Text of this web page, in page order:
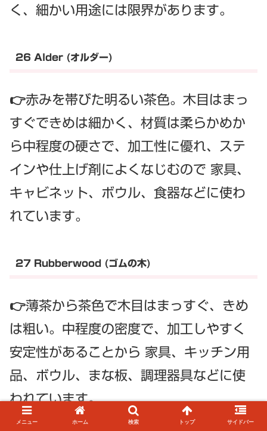
く、細かい用途には限界があります。
26 Alder (オルダー)
👉赤みを帯びた明るい茶色。木目はまっ
すぐできめは細かく、材質は柔らかめか
ら中程度の硬さで、加工性に優れ、ステ
インや仕上げ剤によくなじむので 家具、
キャビネット、ボウル、食器などに使わ
れています。
27 Rubberwood (ゴムの木)
👉薄茶から茶色で木目はまっすぐ、きめ
は粗い。中程度の密度で、加工しやすく
安定性があることから 家具、キッチン用
品、ボウル、まな板、調理器具などに使
われています。
メニュー ホーム 検索 トップ サイドバー